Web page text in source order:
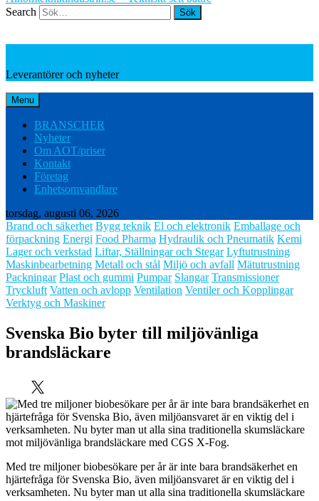
Search
Leverantörer och nyheter
Menu
BRANSCHER
Nyheter
Om AOT/priser
Kontakt
Företag
Enhetsomvandlare
torsdag, augusti 06, 2026
Brand och säkerhet Bygg teknik El och elektronik Emballage och
förpackning Energi Food Pharma Hydraulik och Pneumatik Kemi
Lager och verkstad Liftar, Ställningar och Stegar Lyftutrustning
Maskinbearbetning Metall och stål Miljö och avfall Mätutrustning
Packningar Plast och gummi Pumpar Slangar Transmissioner
Tryckluft Vatten och avlopp Ventilation Ventiler och Kopplingar
Verktyg och Maskiner
Svenska Bio byter till miljövänliga
brandsläckare
Med tre miljoner biobesökare per år är inte bara brandsäkerhet en
hjärtefråga för Svenska Bio, även miljöansvaret är en viktig del i
verksamheten. Nu byter man ut alla sina traditionella skumsläckare